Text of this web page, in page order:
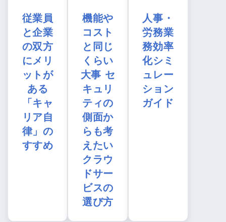
従業員
と企業
の双方
にメリ
ットが
ある
「キャ
リア自
律」の
すすめ
機能や
コスト
と同じ
くらい
大事 セ
キュリ
ティの
側面か
らも考
えたい
クラウ
ドサー
ビスの
選び方
人事・
労務業
務効率
化シミ
ュレー
ション
ガイド